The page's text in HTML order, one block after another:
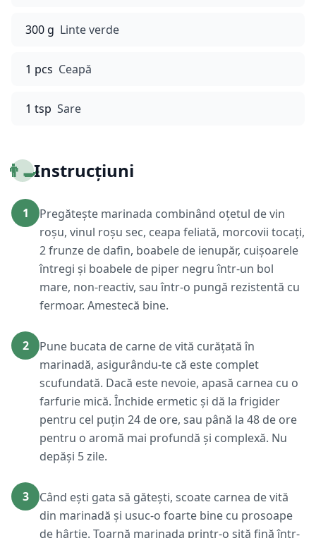
300 g Linte verde
1 pcs Ceapă
1 tsp Sare
👨‍🍳Instrucțiuni
1
Pregătește marinada combinând oțetul de vin
roșu, vinul roșu sec, ceapa feliată, morcovii tocați,
2 frunze de dafin, boabele de ienupăr, cuișoarele
întregi și boabele de piper negru într-un bol
mare, non-reactiv, sau într-o pungă rezistentă cu
fermoar. Amestecă bine.
2
Pune bucata de carne de vită curățată în
marinadă, asigurându-te că este complet
scufundată. Dacă este nevoie, apasă carnea cu o
farfurie mică. Închide ermetic și dă la frigider
pentru cel puțin 24 de ore, sau până la 48 de ore
pentru o aromă mai profundă și complexă. Nu
depăși 5 zile.
3
Când ești gata să gătești, scoate carnea de vită
din marinadă și usuc-o foarte bine cu prosoape
de hârtie. Toarnă marinada printr-o sită fină într-